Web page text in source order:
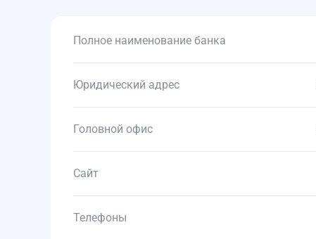
Полное наименование банка
Юридический адрес
Головной офис
Сайт
Телефоны